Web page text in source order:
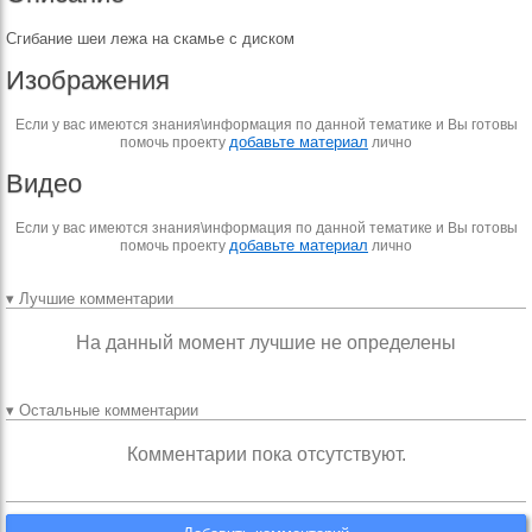
Сгибание шеи лежа на скамье с диском
Изображения
Если у вас имеются знания\информация по данной тематике и Вы готовы
помочь проекту добавьте материал лично
Видео
Если у вас имеются знания\информация по данной тематике и Вы готовы
помочь проекту добавьте материал лично
▾ Лучшие комментарии
На данный момент лучшие не определены
▾ Остальные комментарии
Комментарии пока отсутствуют.